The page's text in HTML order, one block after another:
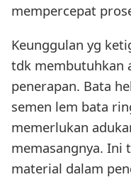
mempercepat
Keunggulan yg
tdk membutuhkan
penerapan. Bata
semen lem bata
memerlukan
memasangnya. Ini
material dalam